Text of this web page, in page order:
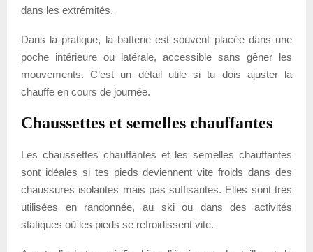
dans les extrémités.
Dans la pratique, la batterie est souvent placée dans une
poche intérieure ou latérale, accessible sans gêner les
mouvements. C’est un détail utile si tu dois ajuster la
chauffe en cours de journée.
Chaussettes et semelles chauffantes
Les chaussettes chauffantes et les semelles chauffantes
sont idéales si tes pieds deviennent vite froids dans des
chaussures isolantes mais pas suffisantes. Elles sont très
utilisées en randonnée, au ski ou dans des activités
statiques où les pieds se refroidissent vite.